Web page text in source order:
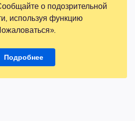
о подозрительной
используя функцию
Подробнее